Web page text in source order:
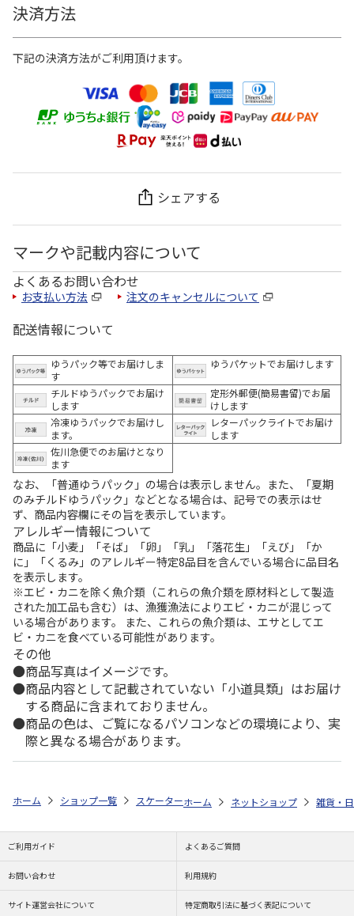
決済方法
下記の決済方法がご利用頂けます。
シェアする
マークや記載内容について
よくあるお問い合わせ
お支払い方法 注文のキャンセルについて
配送情報について
ゆうパック等でお届けしま
す
ゆうパケットでお届けします
チルドゆうパックでお届け
します
定形外郵便(簡易書留)でお届
けします
冷凍ゆうパックでお届けし
ます。
レターパックライトでお届け
します
佐川急便でのお届けとなり
ます
なお、「普通ゆうパック」の場合は表示しません。また、「夏期
のみチルドゆうパック」などとなる場合は、記号での表示はせ
ず、商品内容欄にその旨を表示しています。
アレルギー情報について
商品に「小麦」「そば」「卵」「乳」「落花生」「えび」「か
に」「くるみ」のアレルギー特定8品目を含んでいる場合に品目名
を表示します。
※エビ・カニを除く魚介類（これらの魚介類を原材料として製造
された加工品も含む）は、漁獲漁法によりエビ・カニが混じって
いる場合があります。 また、これらの魚介類は、エサとしてエ
ビ・カニを食べている可能性があります。
その他
商品写真はイメージです。
商品内容として記載されていない「小道具類」はお届け
する商品に含まれておりません。
商品の色は、ご覧になるパソコンなどの環境により、実
際と異なる場合があります。
ホーム ショップ一覧 スケーター 抗菌食洗機対応スライド箸＆箸箱
ホーム ネットショップ 雑貨・
ご利用ガイド よくあるご質問
お問い合わせ 利用規約
サイト運営会社について 特定商取引法に基づく表記について